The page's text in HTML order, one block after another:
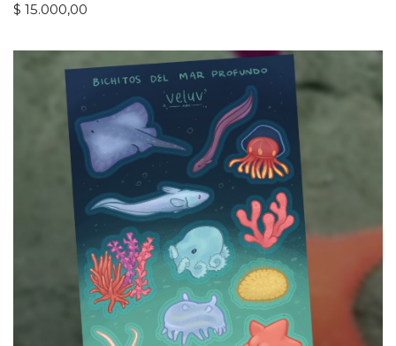
$ 15.000,00